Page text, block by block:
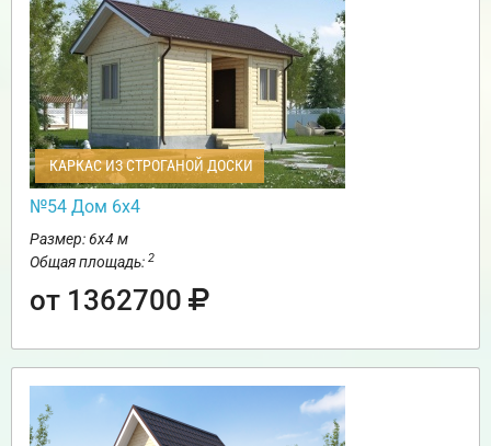
КАРКАС ИЗ СТРОГАНОЙ ДОСКИ
№54 Дом 6х4
Размер: 6х4 м
Общая площадь: 2
от 1362700